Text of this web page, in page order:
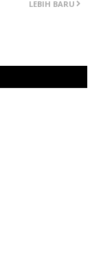
LEBIH BARU